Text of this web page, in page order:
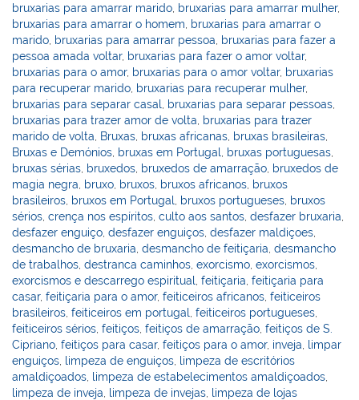
bruxarias para amarrar marido bruxarias para amarrar mulher,
bruxarias para amarrar o homem
bruxarias para amarrar o
marido bruxarias para amarrar pessoa
bruxarias para fazer a
pessoa amada voltar, bruxarias para fazer o amor voltar,
bruxarias para o amor, bruxarias para o amor voltar, bruxarias
para recuperar marido bruxarias para recuperar mulher,
bruxarias para separar casal
bruxarias para separar pessoas
bruxarias para trazer amor de volta
bruxarias para trazer
marido de volta
Bruxas bruxas africanas bruxas brasileiras
Bruxas e Demónios bruxas em Portugal bruxas portuguesas
bruxas sérias bruxedos bruxedos de amarração bruxedos de
magia negra
bruxo bruxos bruxos africanos bruxos
brasileiros bruxos em Portugal bruxos portugueses bruxos
sérios ,crença nos espíritos ,culto aos santos ,desfazer bruxaria
desfazer enguiço ,desfazer enguiços ,desfazer maldiçoes
desmancho de bruxaria ,desmancho de feitiçaria ,desmancho
de trabalhos ,destranca caminhos ,exorcismo ,exorcismos
exorcismos e descarrego espiritual ,feitiçaria ,feitiçaria para
casar,feitiçaria para o amor,feiticeiros africanos ,feiticeiros
brasileiros ,feiticeiros em portugal ,feiticeiros portugueses
feiticeiros sérios ,feitiços ,feitiços de amarração ,feitiços de S.
Cipriano ,feitiços para casar,feitiços para o amor, inveja
limpar
enguiços limpeza de enguiços limpeza de escritórios
amaldiçoados limpeza de estabelecimentos amaldiçoados
limpeza de inveja
limpeza de invejas limpeza de lojas